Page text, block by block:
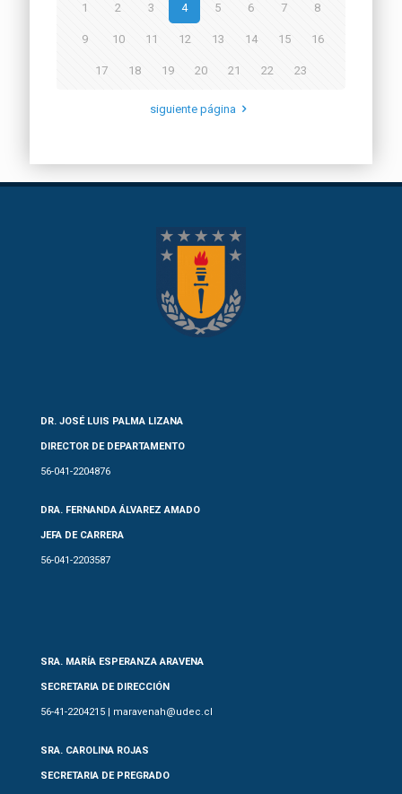
1 2 3 4 5 6 7 8
9 10 11 12 13 14 15 16
17 18 19 20 21 22 23
siguiente página
DR. JOSÉ LUIS PALMA LIZANA
DIRECTOR DE DEPARTAMENTO
56-041-2204876
DRA. FERNANDA ÁLVAREZ AMADO
JEFA DE CARRERA
56-041-2203587
SRA. MARÍA ESPERANZA ARAVENA
SECRETARIA DE DIRECCIÓN
56-41-2204215 | maravenah@udec.cl
SRA. CAROLINA ROJAS
SECRETARIA DE PREGRADO